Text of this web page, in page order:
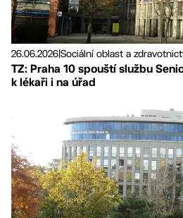
26.06.2026|Sociální oblast a
TZ: Praha 10 spouští službu
k lékaři i na úřad